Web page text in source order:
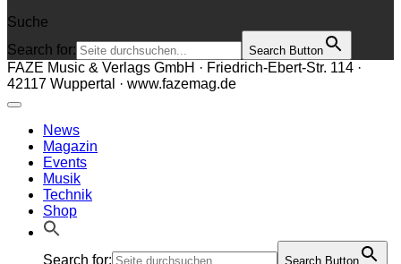
Suche
Search for:
Search Button
FAZE Music & Verlags GmbH · Friedrich-Ebert-Str. 114 ·
42117 Wuppertal · www.fazemag.de
News
Magazin
Events
Musik
Technik
Shop
Search for: Search Button